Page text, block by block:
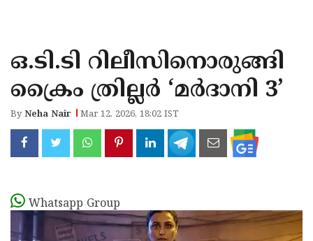
KANNUR
KASARAGOD
ഒ.ടി.ടി റിലീസിനൊരുങ്ങി
ക്രൈം ത്രില്ലർ ‘മർദാനി 3’
ByNeha Nair Mar 12, 2026, 18:02 IST
Whatsapp Group